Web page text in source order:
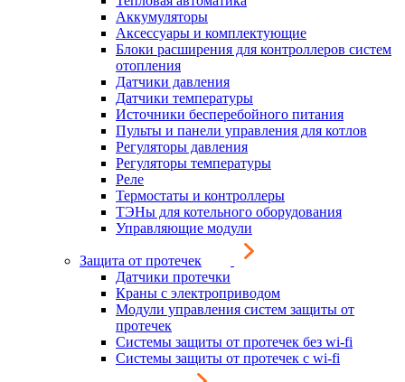
Аккумуляторы
Аксессуары и комплектующие
Блоки расширения для контроллеров систем
отопления
Датчики давления
Датчики температуры
Источники бесперебойного питания
Пульты и панели управления для котлов
Регуляторы давления
Регуляторы температуры
Реле
Термостаты и контроллеры
ТЭНы для котельного оборудования
Управляющие модули
Защита от протечек
Датчики протечки
Краны с электроприводом
Модули управления систем защиты от
протечек
Системы защиты от протечек без wi-fi
Системы защиты от протечек с wi-fi